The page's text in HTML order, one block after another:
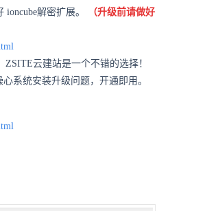
解密扩展。
（升级前请做好
云建站是一个不错的选择！
心系统安装升级问题，开通即用。